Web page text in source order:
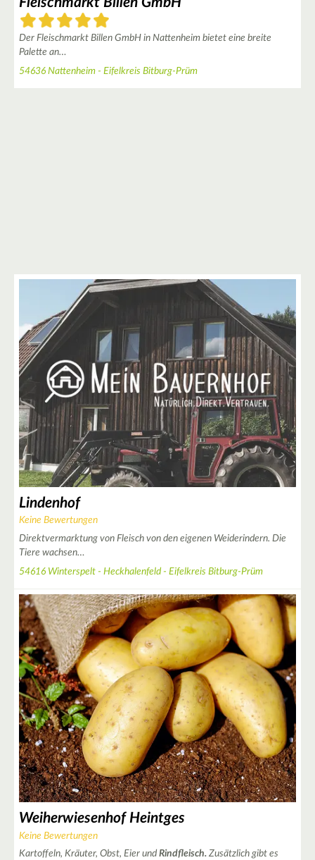
Der Fleischmarkt Billen GmbH in Nattenheim bietet eine breite
Palette an…
54636 Nattenheim - Eifelkreis Bitburg-Prüm
Lindenhof
Keine Bewertungen
Direktvermarktung von Fleisch von den eigenen Weiderindern. Die
Tiere wachsen…
54616 Winterspelt - Heckhalenfeld - Eifelkreis Bitburg-Prüm
Weiherwiesenhof Heintges
Keine Bewertungen
Kartoffeln, Kräuter, Obst, Eier und Rindfleisch. Zusätzlich gibt es
2